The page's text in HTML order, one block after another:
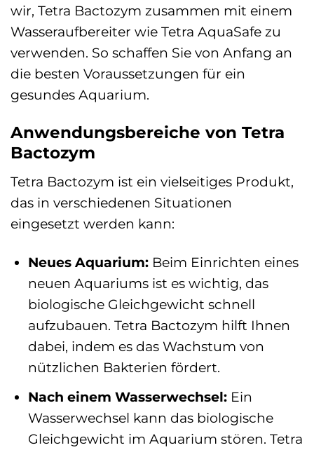
wir, Tetra Bactozym zusammen mit einem
Wasseraufbereiter wie Tetra AquaSafe zu
verwenden. So schaffen Sie von Anfang an
die besten Voraussetzungen für ein
gesundes Aquarium.
Anwendungsbereiche von Tetra
Bactozym
Tetra Bactozym ist ein vielseitiges Produkt,
das in verschiedenen Situationen
eingesetzt werden kann:
Neues Aquarium:Beim Einrichten eines
neuen Aquariums ist es wichtig, das
biologische Gleichgewicht schnell
aufzubauen. Tetra Bactozym hilft Ihnen
dabei, indem es das Wachstum von
nützlichen Bakterien fördert.
Nach einem Wasserwechsel:Ein
Wasserwechsel kann das biologische
Gleichgewicht im Aquarium stören. Tetra